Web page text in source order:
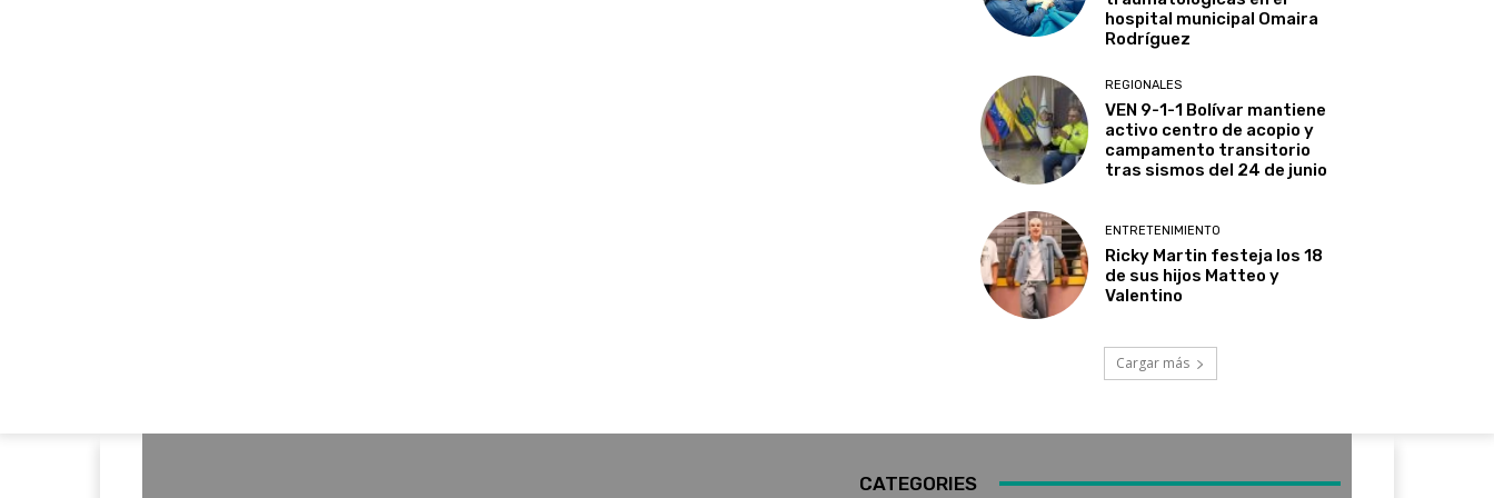
hospital municipal Omaira
Rodríguez
REGIONALES
VEN 9-1-1 Bolívar mantiene
activo centro de acopio y
campamento transitorio
tras sismos del 24 de junio
ENTRETENIMIENTO
Ricky Martin festeja los 18
de sus hijos Matteo y
Valentino
Cargar más
CATEGORIES